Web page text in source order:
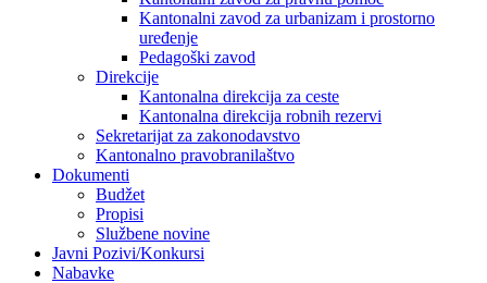
Kantonalni zavod za urbanizam i prostorno
uređenje
Pedagoški zavod
Direkcije
Kantonalna direkcija za ceste
Kantonalna direkcija robnih rezervi
Sekretarijat za zakonodavstvo
Kantonalno pravobranilaštvo
Dokumenti
Budžet
Propisi
Službene novine
Javni Pozivi/Konkursi
Nabavke